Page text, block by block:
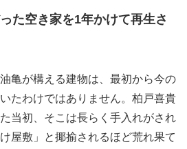
た空き家を1年かけて再生さ
亀が構える建物は、最初から今の
たわけではありません。柏戸喜貴
当初、そこは長らく手入れがされ
屋敷」と揶揄されるほど荒れ果て